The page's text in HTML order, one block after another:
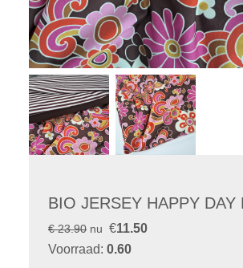
BIO JERSEY HAPPY DAY
€ 23.90 nu €11.50
Voorraad: 0.60